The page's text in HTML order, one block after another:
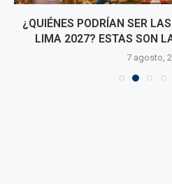
¿QUIÉNES PODRÍAN SER
LIMA 2027? ESTAS SON
7 agosto,